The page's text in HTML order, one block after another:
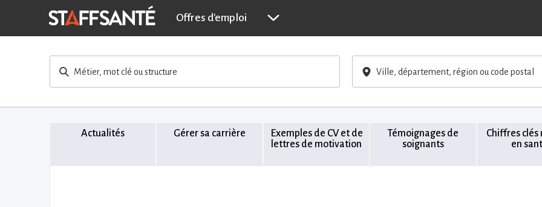
Offres d'emploi
Métier, mot clé ou structure Ville, département, région ou code postal
Actualités Gérer sa carrière
Exemples de CV et de
lettres de motivation
Témoignages de
soignants
Chiffres clés
en